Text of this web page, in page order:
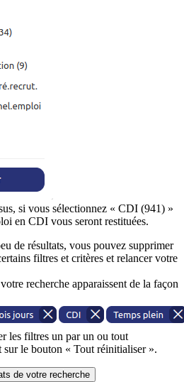
si vous sélectionnez « CDI (941) »
en CDI vous seront restituées.
de résultats, vous pouvez supprimer
filtres et critères et relancer votre
recherche apparaissent de la façon
les filtres un par un ou tout
le bouton « Tout réinitialiser ».
de votre recherche